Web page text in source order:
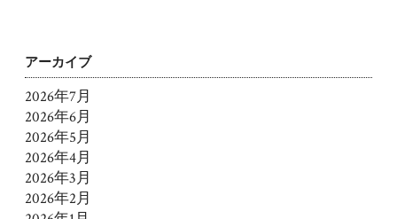
アーカイブ
2026年7月
2026年6月
2026年5月
2026年4月
2026年3月
2026年2月